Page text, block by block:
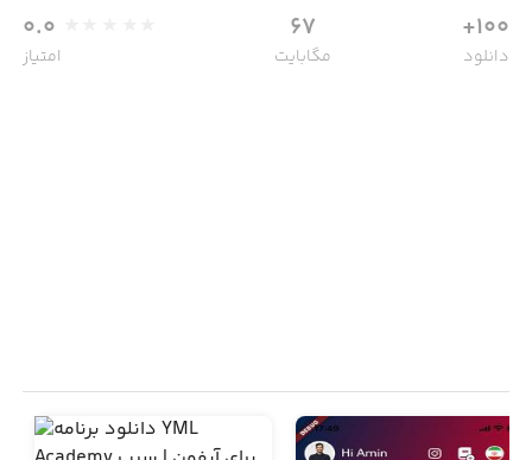
100+
دانلود
67
مگابایت
0.0
امتیاز